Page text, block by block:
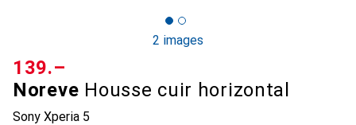
2 images
Noreve Housse cuir horizontal
Sony Xperia 5
CHF
139.–